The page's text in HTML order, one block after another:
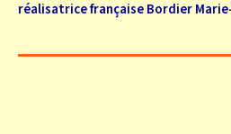
réalisatrice française Bordier